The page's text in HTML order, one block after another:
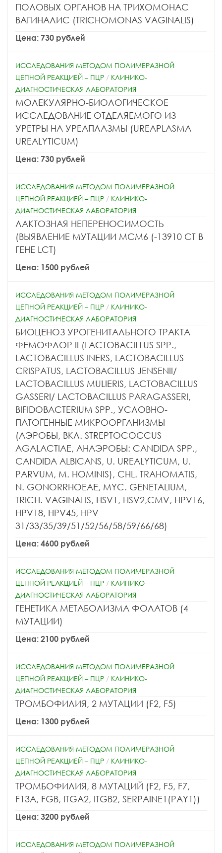
ПОЛОВЫХ ОРГАНОВ НА ТРИХОМОНАС
ВАГИНАЛИС (TRICHOMONAS VAGINALIS)
Цена: 730 рублей
ИССЛЕДОВАНИЯ МЕТОДОМ ПОЛИМЕРАЗНОЙ
ЦЕПНОЙ РЕАКЦИЕЙ – ПЦР / КЛИНИКО-
ДИАГНОСТИЧЕСКАЯ ЛАБОРАТОРИЯ
МОЛЕКУЛЯРНО-БИОЛОГИЧЕСКОЕ
ИССЛЕДОВАНИЕ ОТДЕЛЯЕМОГО ИЗ
УРЕТРЫ НА УРЕАПЛАЗМЫ (UREAPLASMA
UREALYTICUM)
Цена: 730 рублей
ИССЛЕДОВАНИЯ МЕТОДОМ ПОЛИМЕРАЗНОЙ
ЦЕПНОЙ РЕАКЦИЕЙ – ПЦР / КЛИНИКО-
ДИАГНОСТИЧЕСКАЯ ЛАБОРАТОРИЯ
ЛАКТОЗНАЯ НЕПЕРЕНОСИМОСТЬ
(ВЫЯВЛЕНИЕ МУТАЦИИ МСМ6 (-13910 СТ В
ГЕНЕ LCT)
Цена: 1500 рублей
ИССЛЕДОВАНИЯ МЕТОДОМ ПОЛИМЕРАЗНОЙ
ЦЕПНОЙ РЕАКЦИЕЙ – ПЦР / КЛИНИКО-
ДИАГНОСТИЧЕСКАЯ ЛАБОРАТОРИЯ
БИОЦЕНОЗ УРОГЕНИТАЛЬНОГО ТРАКТА
ФЕМОФЛОР II (LACTOBACILLUS SPP.,
LACTOBACILLUS INERS, LACTOBACILLUS
CRISPATUS, LACTOBACILLUS JENSENII/
LACTOBACILLUS MULIERIS, LACTOBACILLUS
GASSERI/ LACTOBACILLUS PARAGASSERI,
BIFIDOBACTERIUM SPP., УСЛОВНО-
ПАТОГЕННЫЕ МИКРООРГАНИЗМЫ
(АЭРОБЫ, ВКЛ. STREPTOCOCCUS
AGALACTIAE, АНАЭРОБЫ: CANDIDA SPP.,
CANDIDA ALBICANS, U. UREALYTICUM, U.
PARVUM, M. HOMINIS), CHL. TRAHOMATIS,
N. GONORRHOEAE, MYC. GENETALIUM,
TRICH. VAGINALIS, HSV1, HSV2,CMV, HPV16,
HPV18, HPV45, HPV
31/33/35/39/51/52/56/58/59/66/68)
Цена: 4600 рублей
ИССЛЕДОВАНИЯ МЕТОДОМ ПОЛИМЕРАЗНОЙ
ЦЕПНОЙ РЕАКЦИЕЙ – ПЦР / КЛИНИКО-
ДИАГНОСТИЧЕСКАЯ ЛАБОРАТОРИЯ
ГЕНЕТИКА МЕТАБОЛИЗМА ФОЛАТОВ (4
МУТАЦИИ)
Цена: 2100 рублей
ИССЛЕДОВАНИЯ МЕТОДОМ ПОЛИМЕРАЗНОЙ
ЦЕПНОЙ РЕАКЦИЕЙ – ПЦР / КЛИНИКО-
ДИАГНОСТИЧЕСКАЯ ЛАБОРАТОРИЯ
ТРОМБОФИЛИЯ, 2 МУТАЦИИ (F2, F5)
Цена: 1300 рублей
ИССЛЕДОВАНИЯ МЕТОДОМ ПОЛИМЕРАЗНОЙ
ЦЕПНОЙ РЕАКЦИЕЙ – ПЦР / КЛИНИКО-
ДИАГНОСТИЧЕСКАЯ ЛАБОРАТОРИЯ
ТРОМБОФИЛИЯ, 8 МУТАЦИЙ (F2, F5, F7,
F13A, FGB, ITGA2, ITGB2, SERPAINE1(PAY1))
Цена: 3200 рублей
ИССЛЕДОВАНИЯ МЕТОДОМ ПОЛИМЕРАЗНОЙ